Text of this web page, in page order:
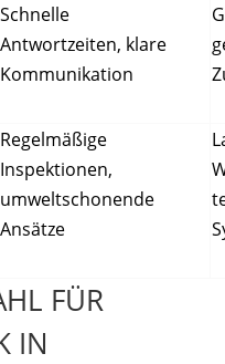
Schnelle
Antwortzeiten, klare
Kommunikation
Regelmäßige
Inspektionen,
umweltschonende
Ansätze
FÜR
IN